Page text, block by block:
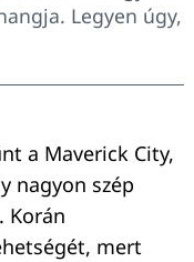
Legyen úgy,
a Maverick City,
nagyon szép
Korán
mert